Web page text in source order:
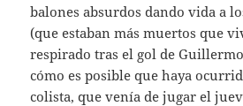
balones absurdos dando vida a
(que estaban más muertos que
respirado tras el gol de
cómo es posible que haya
colista, que venía de jugar el